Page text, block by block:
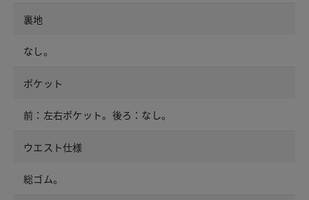
裏地
なし。
ポケット
前：左右ポケット。後ろ：なし。
ウエスト仕様
総ゴム。